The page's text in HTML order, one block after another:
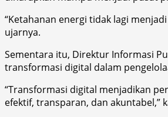
“Ketahanan energi tidak lagi
ujarnya.
Sementara itu, Direktur Informasi
transformasi digital dalam
“Transformasi digital menjadikan
efektif, transparan, dan akuntabel,”